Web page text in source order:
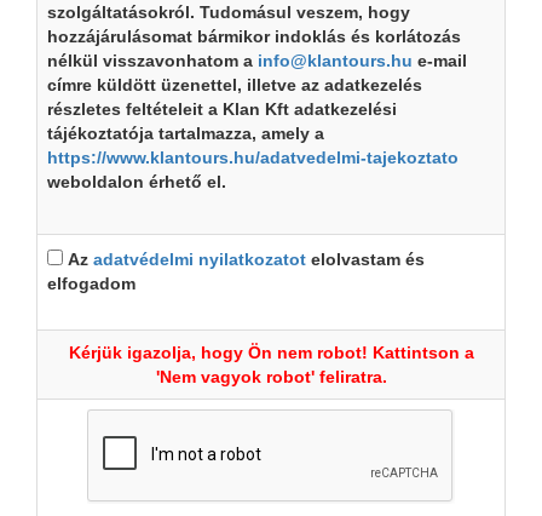
szolgáltatásokról. Tudomásul veszem, hogy
hozzájárulásomat bármikor indoklás és korlátozás
nélkül visszavonhatom a info@klantours.hu e-mail
címre küldött üzenettel, illetve az adatkezelés
részletes feltételeit a Klan Kft adatkezelési
tájékoztatója tartalmazza, amely a
https://www.klantours.hu/adatvedelmi-tajekoztato
weboldalon érhető el.
Az adatvédelmi nyilatkozatot elolvastam és
elfogadom
Kérjük igazolja, hogy Ön nem robot! Kattintson a
'Nem vagyok robot' feliratra.